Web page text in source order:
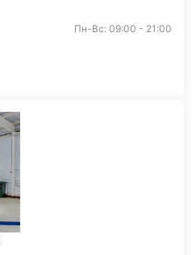
Пн-Вс: 09:00 - 21:00